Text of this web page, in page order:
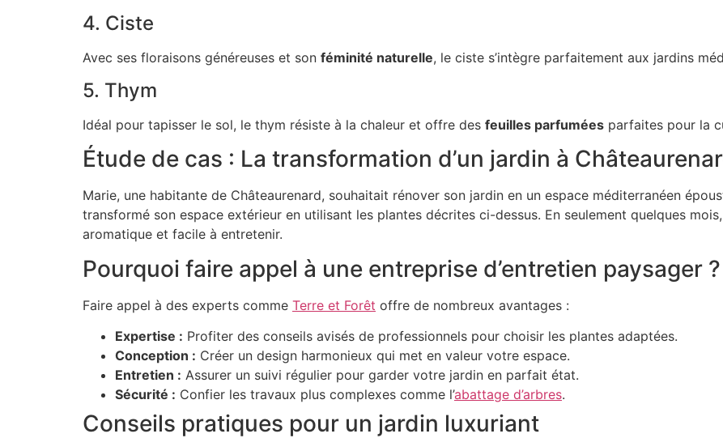
4. Ciste
Avec ses floraisons généreuses et son féminité naturelle, le ciste s’intègre parfaitement aux jardins
5. Thym
Idéal pour tapisser le sol, le thym résiste à la chaleur et offre des feuilles parfumées parfaites pour la
Étude de cas : La transformation d’un jardin à
Marie, une habitante de Châteaurenard, souhaitait rénover son jardin en un espace méditerranéen
transformé son espace extérieur en utilisant les plantes décrites ci-dessus. En seulement quelques
aromatique et facile à entretenir.
Pourquoi faire appel à une entreprise d’entretien paysager ?
Faire appel à des experts comme Terre et Forêt offre de nombreux avantages :
Expertise : Profiter des conseils avisés de professionnels pour choisir les plantes adaptées.
Conception : Créer un design harmonieux qui met en valeur votre espace.
Entretien : Assurer un suivi régulier pour garder votre jardin en parfait état.
Sécurité : Confier les travaux plus complexes comme l’abattage d’arbres.
Conseils pratiques pour un jardin luxuriant